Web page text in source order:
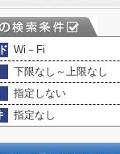
Wi－Fi
下限なし～上限なし
指定しない
指定なし